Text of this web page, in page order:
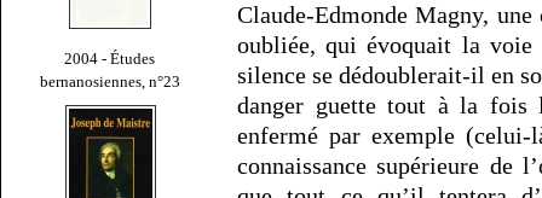
2004 - Études
bernanosiennes, n°23
Claude-Edmonde Magny,
oubliée, qui évoquait la voie
silence se dédoublerait-il en
danger guette tout à la fois
enfermé par exemple
connaissance supérieure de